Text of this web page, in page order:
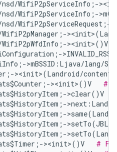
nsd/
nsd/WifiP2pServiceInfo;-
WifiP2pWfdInfo;-
>mBSSID:Ljava/
><init>(Landroid/
><init>()V #
>clear()V
><init>()V #